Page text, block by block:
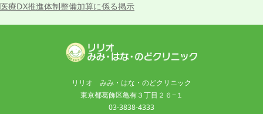
医療DX推進体制整備加算に係る掲示
リリオ みみ・はな・のどクリニック
東京都葛飾区亀有３丁目２６−１
03-3838-4333